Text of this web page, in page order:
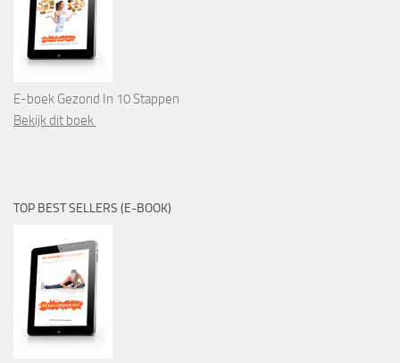
E-boek Gezond In 10 Stappen
Bekijk dit boek
TOP BEST SELLERS (E-BOOK)